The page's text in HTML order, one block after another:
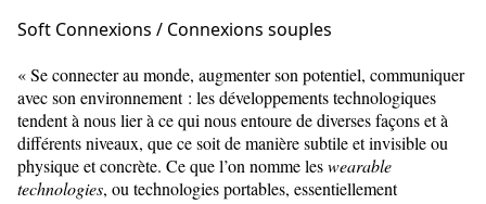
Soft Connexions / Connexions souples
« Se connecter au monde, augmenter son potentiel, communiquer
avec son environnement : les développements technologiques
tendent à nous lier à ce qui nous entoure de diverses façons et à
différents niveaux, que ce soit de manière subtile et invisible ou
physique et concrète. Ce que l’on nomme leswearable
technologies, ou technologies portables, essentiellement